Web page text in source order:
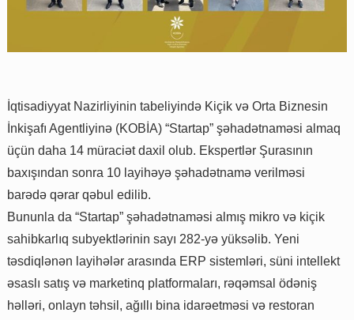
İqtisadiyyat Nazirliyinin tabeliyində Kiçik və Orta Biznesin
İnkişafı Agentliyinə (KOBİA) “Startap” şəhadətnaməsi almaq
üçün daha 14 müraciət daxil olub. Ekspertlər Şurasının
baxışından sonra 10 layihəyə şəhadətnamə verilməsi
barədə qərar qəbul edilib.
Bununla da “Startap” şəhadətnaməsi almış mikro və kiçik
sahibkarlıq subyektlərinin sayı 282-yə yüksəlib. Yeni
təsdiqlənən layihələr arasında ERP sistemləri, süni intellekt
əsaslı satış və marketinq platformaları, rəqəmsal ödəniş
həlləri, onlayn təhsil, ağıllı bina idarəetməsi və restoran